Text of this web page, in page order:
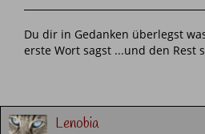
Du dir in Gedanken überlegst
erste Wort sagst ...und den Rest
Lenobia